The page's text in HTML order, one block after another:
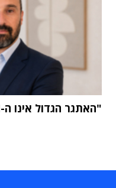
"האתגר הגדול אינו ה-AI אלא הטמעתה בארגון"